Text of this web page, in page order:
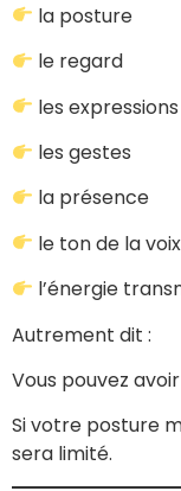
la posture
le regard
les
les gestes
la présence
le ton de la voix
l’énergie
Autrement dit :
Vous pouvez
Si votre posture
sera limité.